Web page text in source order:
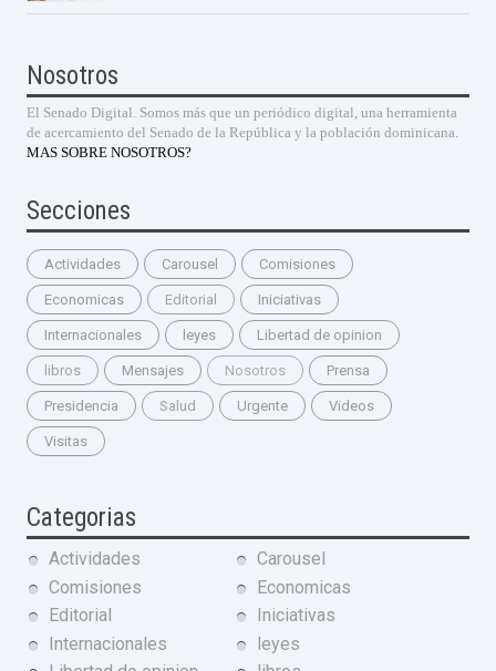
Nosotros
El Senado Digital. Somos más que un periódico digital, una herramienta
de acercamiento del Senado de la República y la población dominicana.
MAS SOBRE NOSOTROS?
Secciones
Actividades Carousel Comisiones
Economicas Editorial Iniciativas
Internacionales leyes Libertad de opinion
libros Mensajes Nosotros Prensa
Presidencia Salud Urgente Videos
Visitas
Categorias
Actividades
Carousel
Comisiones
Economicas
Editorial
Iniciativas
Internacionales
leyes